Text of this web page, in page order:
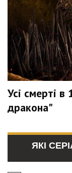
Усі смерті в
дракона"
ЯКІ